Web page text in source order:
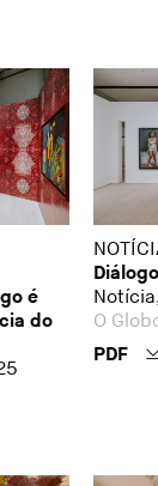
é
do
O
PDF